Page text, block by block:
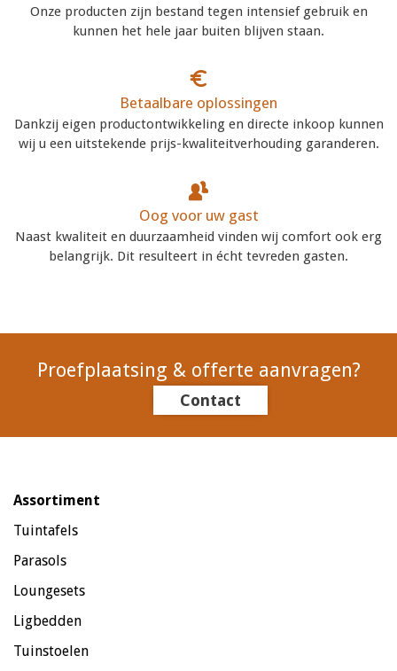
Onze producten zijn bestand tegen intensief gebruik en
kunnen het hele jaar buiten blijven staan.
Betaalbare oplossingen
Dankzij eigen productontwikkeling en directe inkoop kunnen
wij u een uitstekende prijs-kwaliteitverhouding garanderen.
Oog voor uw gast
Naast kwaliteit en duurzaamheid vinden wij comfort ook erg
belangrijk. Dit resulteert in écht tevreden gasten.
Proefplaatsing & offerte aanvragen?
Contact
Assortiment
Tuintafels
Parasols
Loungesets
Ligbedden
Tuinstoelen